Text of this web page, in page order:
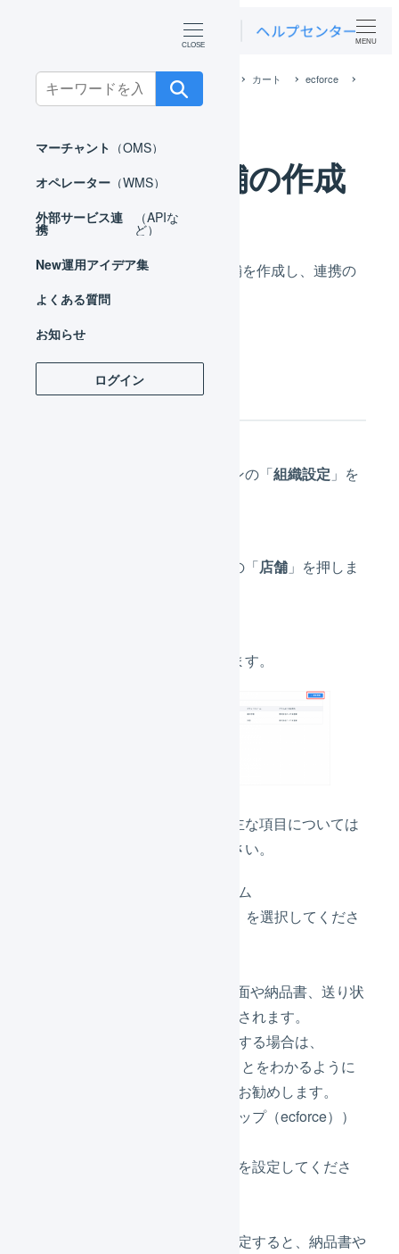
Search
for:
マーチャント （OMS）
オペレーター （WMS）
外部サービス連
携
（APIな
ど）
New運用アイデア集
よくある質問
お知らせ
ログイン
MENU
外部サービス連携（APIなど） カート
ecforce
ecforce 店舗の作成
ecforce 店舗の作成
LOGILESS上にecforce用の店舗を作成し、連携の
ための事前設定を行います。
店舗を作成
メインナビゲーションの「組織設定 」を
サブナビゲーションの「店舗 」を押しま
」を押します。
各値を設定します。主な項目については
下記説明を参照ください。
プラットフォーム
」を選択してくださ
LOIGLESSの画面や納品書、送り状
の店舗名に使用されます。
他の店舗を追加する場合は、
ecforceであることをわかるように
設定することをお勧めします。
（例：〇〇ショップ（ecforce））
店舗名の読み方を設定してくださ
店舗表示名を設定すると、納品書や